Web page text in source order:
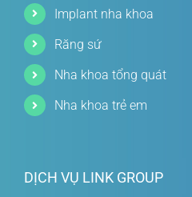
Implant nha khoa
Răng sứ
Nha khoa tổng quát
Nha khoa trẻ em
DỊCH VỤ LINK GROUP